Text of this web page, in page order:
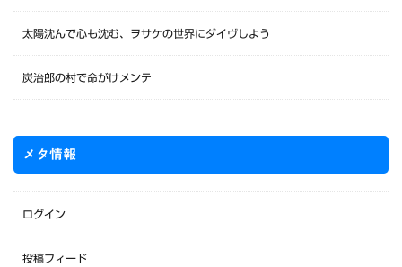
太陽沈んで心も沈む、ヲサケの世界にダイヴしよう
炭治郎の村で命がけメンテ
メタ情報
ログイン
投稿フィード